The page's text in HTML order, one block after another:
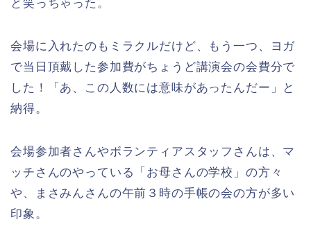
と笑っちゃった。
会場に入れたのもミラクルだけど、もう一つ、ヨガ
で当日頂戴した参加費がちょうど講演会の会費分で
した！「あ、この人数には意味があったんだー」と
納得。
会場参加者さんやボランティアスタッフさんは、マ
ッチさんのやっている「お母さんの学校」の方々
や、まさみんさんの午前３時の手帳の会の方が多い
印象。